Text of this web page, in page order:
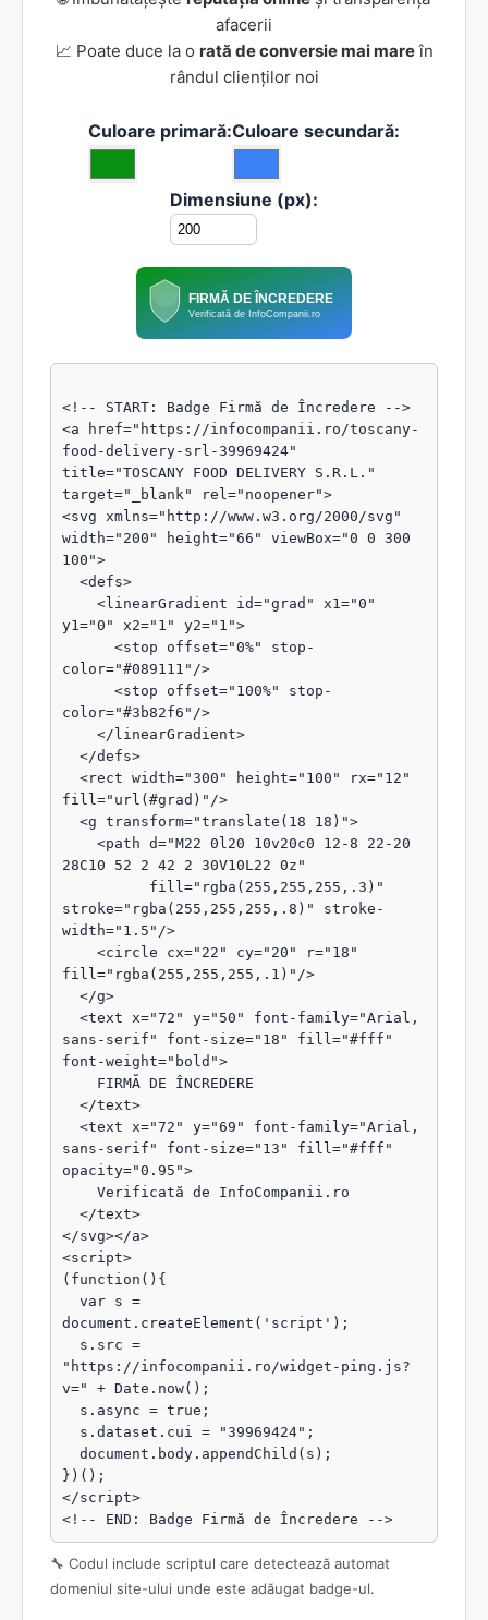
afacerii
📈 Poate duce la o rată de conversie mai mareîn
rândul clienților noi
Culoare primară:Culoare secundară:
Dimensiune (px):
FIRMĂ DE ÎNCREDERE
Verificată de InfoCompanii.ro
<!-- START: Badge Firmă de Încredere -->
<a href="https://infocompanii.ro/toscany-
food-delivery-srl-39969424"
title="TOSCANY FOOD DELIVERY S.R.L."
target="_blank" rel="noopener">
<svg xmlns="http://www.w3.org/2000/svg"
width="200" height="66" viewBox="0 0 300
100">
y1="0" x2="1" y2="1">
color="#089111"/>
color="#3b82f6"/>
fill="url(#grad)"/>
28C10 52 2 42 2 30V10L22 0z"
stroke="rgba(255,255,255,.8)" stroke-
width="1.5"/>
fill="rgba(255,255,255,.1)"/>
sans-serif" font-size="18" fill="#fff"
font-weight="bold">
sans-serif" font-size="13" fill="#fff"
opacity="0.95">
</svg></a>
<script>
(function(){
document.createElement('script');
"https://infocompanii.ro/widget-ping.js?
v=" + Date.now();
})();
</script>
<!-- END: Badge Firmă de Încredere -->
🔧 Codul include scriptul care detectează automat
domeniul site-ului unde este adăugat badge-ul.